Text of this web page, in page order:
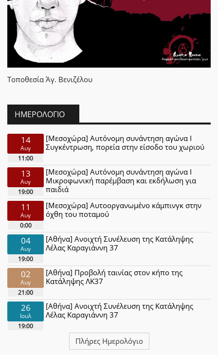
Τοποθεσία Άγ. Βενιζέλου
ΗΜΕΡΟΛΌΓΙΟ
14
Αυγ
11:00
[Μεσοχώρα] Αυτόνομη συνάντηση αγώνα Ι
Συγκέντρωση, πορεία στην είσοδο του χωριού
13
Αυγ
19:00
[Μεσοχώρα] Αυτόνομη συνάντηση αγώνα Ι
Μικροφωνική παρέμβαση και εκδήλωση για
παιδιά
11
Αυγ
0:00
[Μεσοχώρα] Αυτοοργανωμένο κάμπινγκ στην
όχθη του ποταμού
04
Αυγ
19:00
[Αθήνα] Ανοιχτή Συνέλευση της Κατάληψης
Λέλας Καραγιάννη 37
02
Αυγ
21:00
[Αθήνα] Προβολή ταινίας στον κήπο της
Κατάληψης ΛΚ37
26
Ιουλ
19:00
[Αθήνα] Ανοιχτή Συνέλευση της Κατάληψης
Λέλας Καραγιάννη 37
Πλήρες Ημερολόγιο